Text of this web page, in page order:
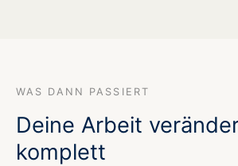
WAS DANN PASSIERT
Deine Arbeit
komplett